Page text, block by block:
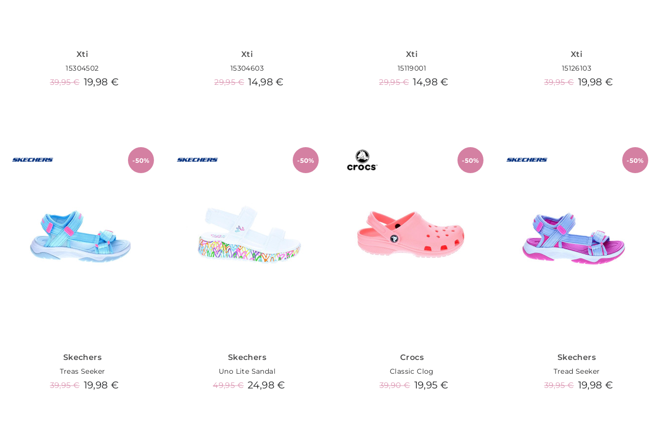
Xti
15304502
19,98 €
39,95 €
Xti
15304603
14,98 €
29,95 €
Xti
15119001
14,98 €
29,95 €
Xti
15126103
19,98 €
39,95 €
-50%
Skechers
Treas Seeker
19,98 €
39,95 €
-50%
Skechers
Uno Lite Sandal
24,98 €
49,95 €
-50%
Crocs
Classic Clog
19,95 €
39,90 €
-50%
Skechers
Tread Seeker
19,98 €
39,95 €